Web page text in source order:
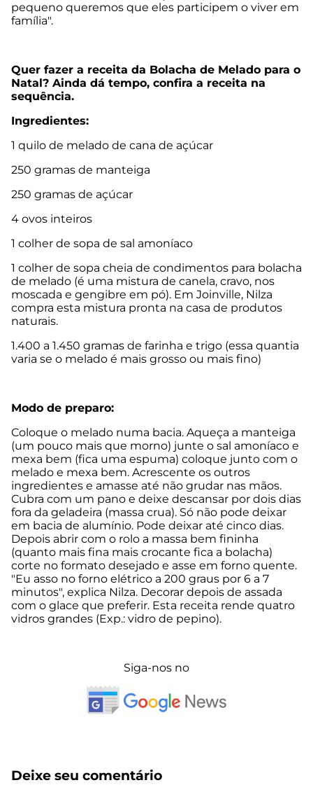
pequeno queremos que eles participem o viver em
família".
Quer fazer a receita da Bolacha de Melado para o
Natal? Ainda dá tempo, confira a receita na
sequência.
Ingredientes:
1 quilo de melado de cana de açúcar
250 gramas de manteiga
250 gramas de açúcar
4 ovos inteiros
1 colher de sopa de sal amoníaco
1 colher de sopa cheia de condimentos para bolacha
de melado (é uma mistura de canela, cravo, nos
moscada e gengibre em pó). Em Joinville, Nilza
compra esta mistura pronta na casa de produtos
naturais.
1.400 a 1.450 gramas de farinha e trigo (essa quantia
varia se o melado é mais grosso ou mais fino)
Modo de preparo:
Coloque o melado numa bacia. Aqueça a manteiga
(um pouco mais que morno) junte o sal amoníaco e
mexa bem (fica uma espuma) coloque junto com o
melado e mexa bem. Acrescente os outros
ingredientes e amasse até não grudar nas mãos.
Cubra com um pano e deixe descansar por dois dias
fora da geladeira (massa crua). Só não pode deixar
em bacia de alumínio. Pode deixar até cinco dias.
Depois abrir com o rolo a massa bem fininha
(quanto mais fina mais crocante fica a bolacha)
corte no formato desejado e asse em forno quente.
"Eu asso no forno elétrico a 200 graus por 6 a 7
minutos", explica Nilza. Decorar depois de assada
com o glace que preferir. Esta receita rende quatro
vidros grandes (Exp.: vidro de pepino).
Siga-nos no
Deixe seu comentário